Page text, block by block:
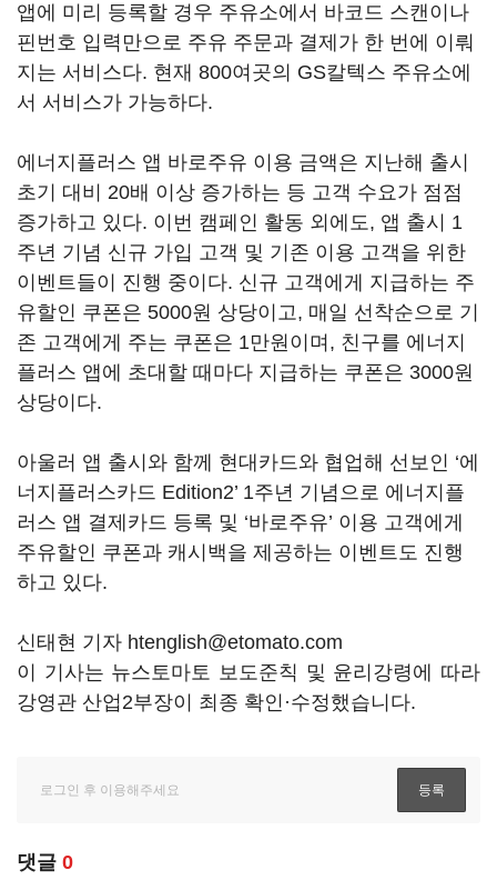
앱에 미리 등록할 경우 주유소에서 바코드 스캔이나
핀번호 입력만으로 주유 주문과 결제가 한 번에 이뤄
지는 서비스다. 현재 800여곳의 GS칼텍스 주유소에
서 서비스가 가능하다.
에너지플러스 앱 바로주유 이용 금액은 지난해 출시
초기 대비 20배 이상 증가하는 등 고객 수요가 점점
증가하고 있다. 이번 캠페인 활동 외에도, 앱 출시 1
주년 기념 신규 가입 고객 및 기존 이용 고객을 위한
이벤트들이 진행 중이다. 신규 고객에게 지급하는 주
유할인 쿠폰은 5000원 상당이고, 매일 선착순으로 기
존 고객에게 주는 쿠폰은 1만원이며, 친구를 에너지
플러스 앱에 초대할 때마다 지급하는 쿠폰은 3000원
상당이다.
아울러 앱 출시와 함께 현대카드와 협업해 선보인 ‘에
너지플러스카드 Edition2’ 1주년 기념으로 에너지플
러스 앱 결제카드 등록 및 ‘바로주유’ 이용 고객에게
주유할인 쿠폰과 캐시백을 제공하는 이벤트도 진행
하고 있다.
신태현 기자 htenglish@etomato.com
이 기사는 뉴스토마토 보도준칙 및 윤리강령에 따라
강영관 산업2부장이 최종 확인·수정했습니다.
댓글 0